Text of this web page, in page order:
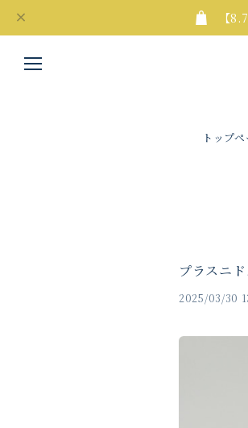
【
トップ
プラスニ
2025/03/30